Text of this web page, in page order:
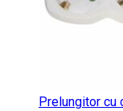
Prelungitor cu